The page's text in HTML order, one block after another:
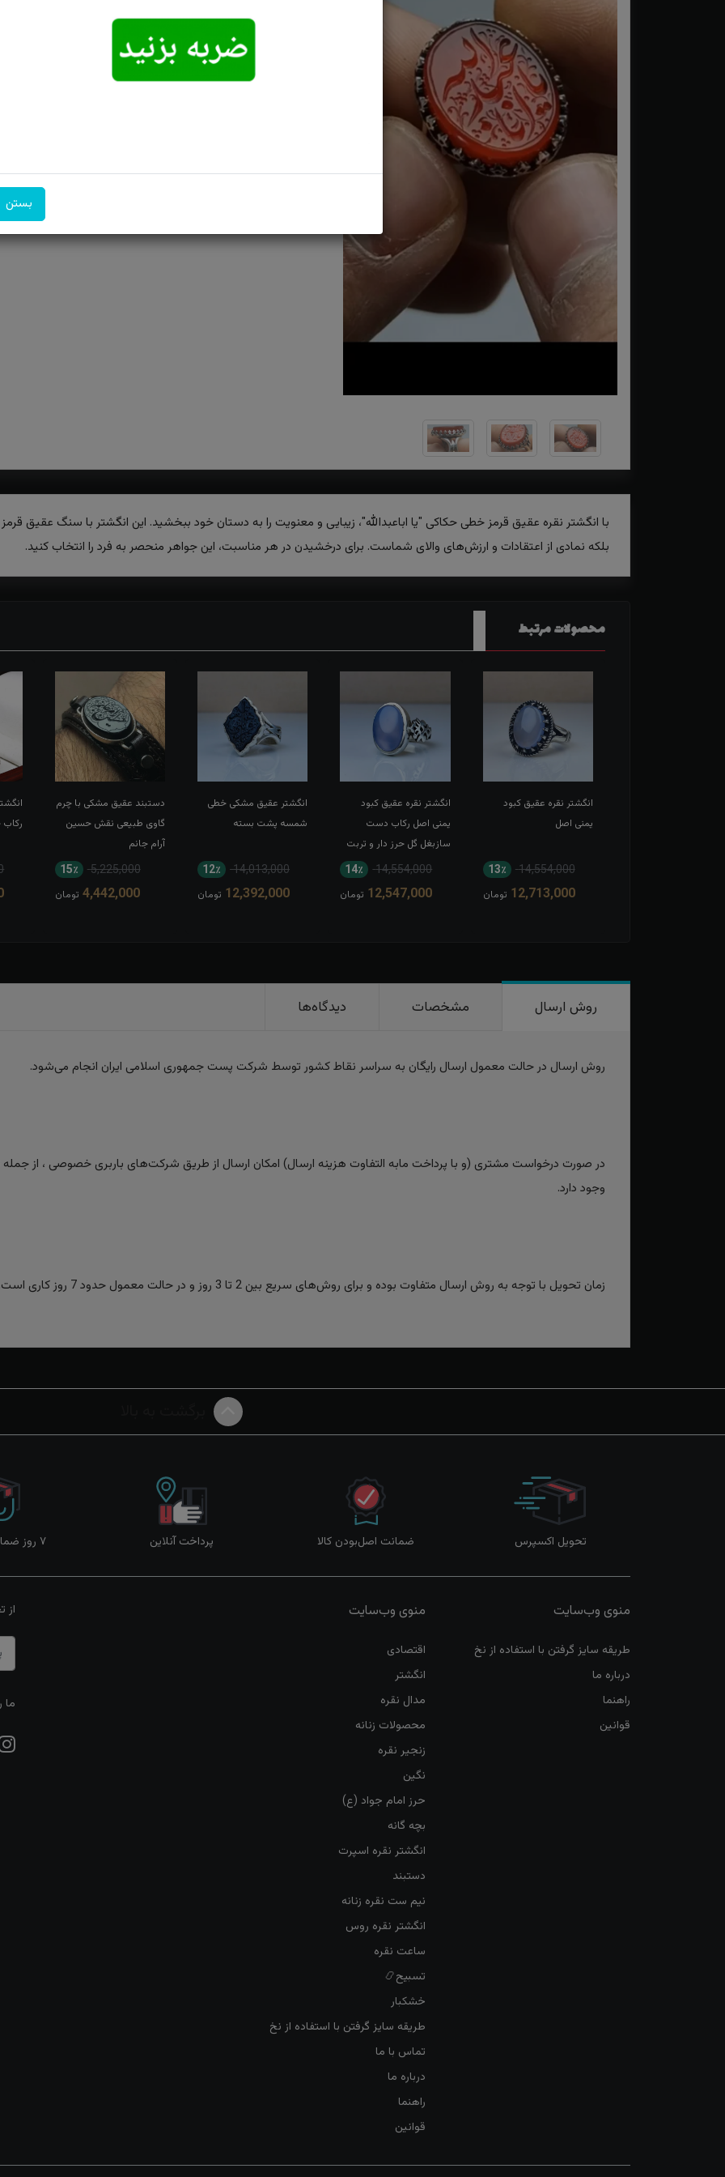
امکان تحویل
اکسپرس
امکان پرداخت
با انگشتر نقره عقیق قرمز خطی حکاکی "یا اباعبدالله"، زیبایی و معنویت را به دستان خود ببخشید. این انگشتر با سنگ عقیق
بلکه نمادی از اعتقادات و ارزش‌های والای شماست. برای درخشیدن در هر مناسبت، این جواهر منحصر به فرد را انتخاب کنید.
محصولات مرتبط
انگشتر نقره عقیق کبود
یمنی اصل
14,554,000 13٪
12,713,000 تومان
انگشتر نقره عقیق کبود
یمنی اصل رکاب دست
سازبغل گل حرز دار و تربت
امام حسین
14,554,000 14٪
12,547,000 تومان
انگشتر عقیق مشکی خطی
شمسه پشت بسته
14,013,000 12٪
12,392,000 تومان
دستبند عقیق مشکی با چرم
گاوی طبیعی نقش حسین
آرام جانم
5,225,000 15٪
4,442,000 تومان
روش ارسال مشخصات دیدگاه‌ها
روش ارسال در حالت معمول ارسال رایگان به سراسر نقاط کشور توسط شرکت پست جمهوری اسلامی ایران انجام می‌شود.
در صورت درخواست مشتری (و با پرداخت مابه التفاوت هزینه ارسال) امکان ارسال از طریق شرکت‌های باربری خصوصی ، از جمله
وجود دارد.
زمان تحویل با توجه به روش ارسال متفاوت بوده و برای روش‌های سریع بین 2 تا 3 روز و در حالت معمول حدود 7 روز کاری است.
بستن
تحویل اکسپرس ضمانت اصل‌بودن کالا پرداخت آنلاین ۷ روز ضمانت بازگشت
منوی وب‌سایت
طریقه سایز گرفتن با استفاده از نخ
درباره ما
راهنما
قوانین
منوی وب‌سایت
اقتصادی
انگشتر
مدال نقره
محصولات زنانه
زنجیر نقره
نگین
حرز امام جواد (ع)
بچه گانه
انگشتر نقره اسپرت
دستبند
نیم ست نقره زنانه
انگشتر نقره روس
ساعت نقره
تسبیح📿
خشکبار
طریقه سایز گرفتن با استفاده از نخ
تماس با ما
درباره ما
راهنما
قوانین
از
ما